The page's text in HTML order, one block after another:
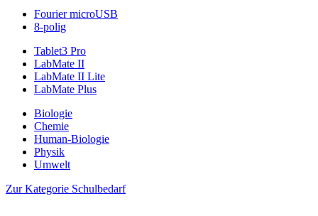
Fourier microUSB
8-polig
Tablet3 Pro
LabMate II
LabMate II Lite
LabMate Plus
Biologie
Chemie
Human-Biologie
Physik
Umwelt
Zur Kategorie Schulbedarf